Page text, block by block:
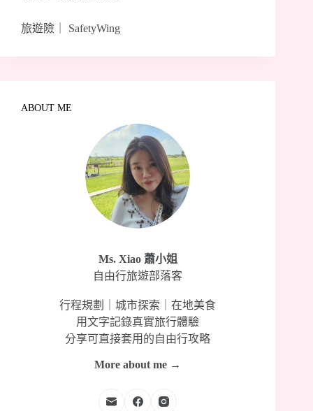
旅遊險｜ SafetyWing
ABOUT ME
Ms. Xiao 蕭小姐
自由行旅遊部落客
行程規劃｜城市探索｜在地美食
用文字記錄真實旅行體驗
分享可直接套用的自由行攻略
More about me →